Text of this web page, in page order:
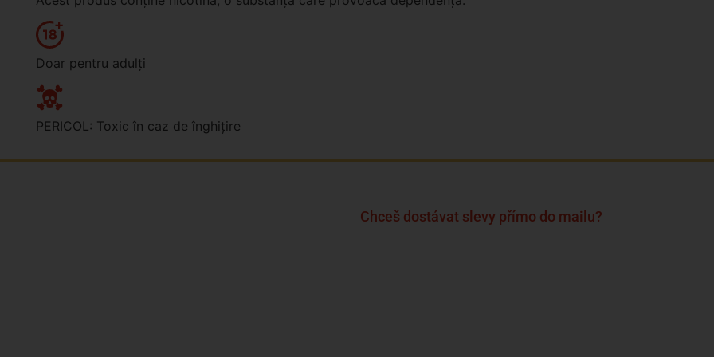
Doar pentru adulți
PERICOL: Toxic în caz de înghițire
Chceš dostávat slevy přímo do mailu?